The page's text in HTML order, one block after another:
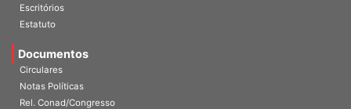
Escritórios
Estatuto
Documentos
Circulares
Notas Políticas
Rel. Conad/Congresso